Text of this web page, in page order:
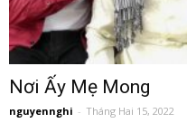
Nơi Ấy Mẹ Mong
nguyennghi - Tháng Hai 15, 2022